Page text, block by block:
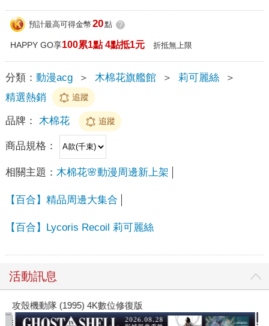
預計最高可得金幣 20點 ?
HAPPY GO享100累1點 4點抵1元 折抵無上限
分類： 動漫acg ＞ 木棉花旗艦館 ＞ 莉可麗絲
＞
精選熱銷
追蹤
品牌： 木棉花 追蹤
商品規格：
相關主題： 木棉花🌸動漫周邊新上架
【百合】精品周邊大集合
【百合】Lycoris Recoil 莉可麗絲
活動訊息
攻殼機動隊 (1995) 4K數位修復版